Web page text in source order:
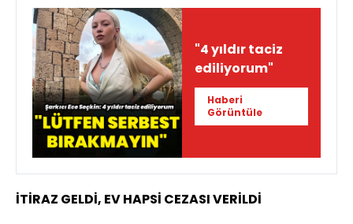
"4 yıldır taciz
ediliyorum"
Haberi
Görüntüle
İTİRAZ GELDİ, EV HAPSİ CEZASI VERİLDİ